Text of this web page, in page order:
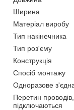
Ширина
Матеріал виробу
Тип накінечника
Тип роз'єму
Конструкція
Спосіб монтажу
Одноразове
Перетин
підключаються